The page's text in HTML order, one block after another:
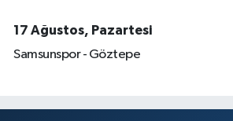
17 Ağustos, Pazartesi
Samsunspor - Göztepe